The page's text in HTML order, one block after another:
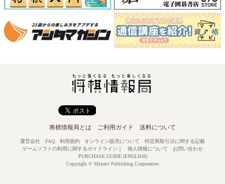
将棋情報局とは ご利用ガイド 送料について
運営会社 FAQ 利用規約 オンライン販売について
特定商取引法に関する記載
ゲームソフトの利用に関するガイドライン ｜ 個人情報について
お問い合わせ
PURCHASE GUIDE (ENGLISH)
Copyright © Mynavi Publishing Corporation